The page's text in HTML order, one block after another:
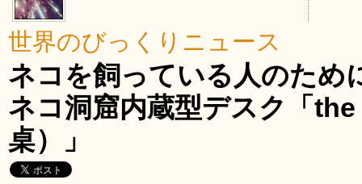
世界のびっくりニュース
ネコを飼っている人のため
ネコ洞窟内蔵型デスク「
桌）」